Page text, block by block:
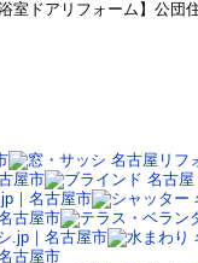
室ドアリフォーム】公